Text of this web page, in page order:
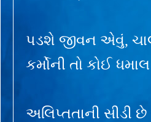
પડશે જીવન એવું,
કર્મોની તો કોઈ ધમાલ
અલિપ્તતાની સીડી છે